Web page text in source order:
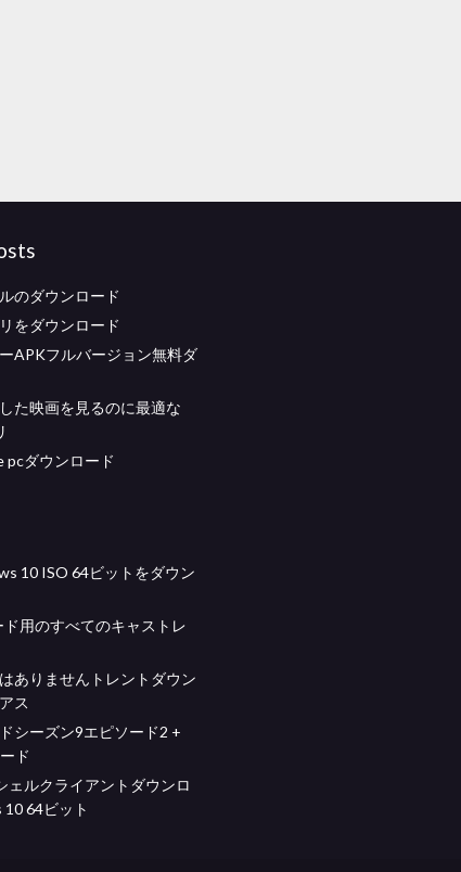
のダウンロード
をダウンロード
APKフルバージョン無料ダ
た映画を見るのに最適な
pcダウンロード
10 ISO 64ビットをダウン
用のすべてのキャストレ
ありませんトレントダウン
ス
シーズン9エピソード2 +
ド
ェルクライアントダウンロ
64ビット